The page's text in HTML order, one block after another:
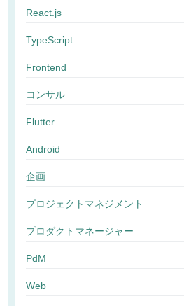
React.js
TypeScript
Frontend
コンサル
Flutter
Android
企画
プロジェクトマネジメント
プロダクトマネージャー
PdM
Web